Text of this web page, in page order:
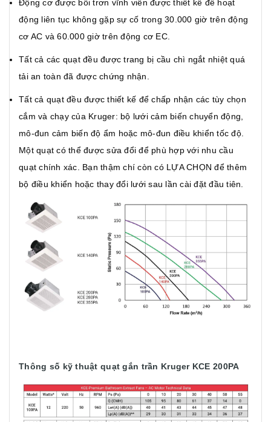
Động cơ được bôi trơn vĩnh viễn được thiết kế để hoạt
động liên tục không gặp sự cố trong 30.000 giờ trên động
cơ AC và 60.000 giờ trên động cơ EC.
Tất cả các quạt đều được trang bị cầu chì ngắt nhiệt quá
tải an toàn đã được chứng nhận.
Tất cả quạt đều được thiết kế để chấp nhận các tùy chọn
cắm và chạy của Kruger: bộ lưới cảm biến chuyển động,
mô-đun cảm biến độ ẩm hoặc mô-đun điều khiển tốc độ.
Một quạt có thể được sửa đổi để phù hợp với nhu cầu
quạt chính xác. Bạn thậm chí còn có LỰA CHỌN để thêm
bộ điều khiển hoặc thay đổi lưới sau lần cài đặt đầu tiên.
Thông số kỹ thuật quạt gắn trần Kruger KCE 200PA